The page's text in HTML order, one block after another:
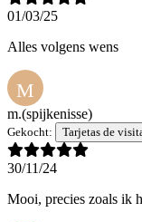
01/03/25
Alles volgens wens
M
m.(spijkenisse)
Gekocht: Tarjetas de
30/11/24
Mooi, precies zoals ik